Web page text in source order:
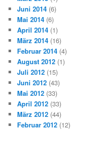
Juni 2014 (6)
Mai 2014 (6)
April 2014 (1)
März 2014 (16)
Februar 2014 (4)
August 2012 (1)
Juli 2012 (15)
Juni 2012 (43)
Mai 2012 (33)
April 2012 (33)
März 2012 (44)
Februar 2012 (12)